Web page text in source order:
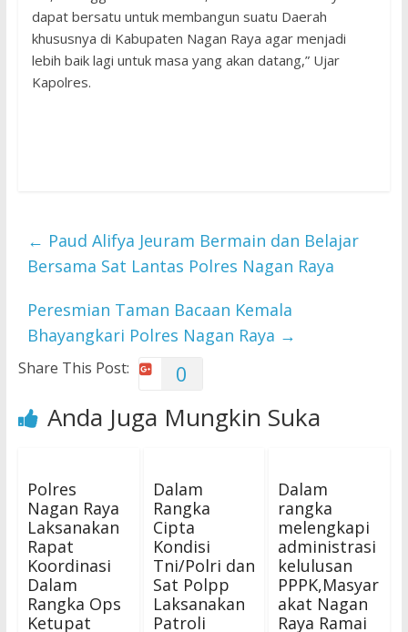
dapat bersatu untuk membangun suatu Daerah
khususnya di Kabupaten Nagan Raya agar menjadi
lebih baik lagi untuk masa yang akan datang,” Ujar
Kapolres.
← Paud Alifya Jeuram Bermain dan Belajar
Bersama Sat Lantas Polres Nagan Raya
Peresmian Taman Bacaan Kemala
Bhayangkari Polres Nagan Raya →
Share This Post: 0
Anda Juga Mungkin Suka
Polres
Nagan Raya
Laksanakan
Rapat
Koordinasi
Dalam
Rangka Ops
Ketupat
Dalam
Rangka
Cipta
Kondisi
Tni/Polri dan
Sat Polpp
Laksanakan
Patroli
Dalam
rangka
melengkapi
administrasi
kelulusan
PPPK,Masyar
akat Nagan
Raya Ramai